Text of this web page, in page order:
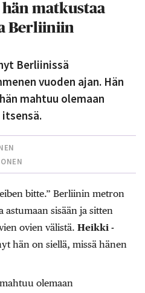
matkustaa
Berliiniin
Berliinissä
vuoden ajan. Hän
mahtuu olemaan
bitte.” Berliinin ­metron
sisään ja sitten
­ovien välistä. Heikki ­
hän on siellä, missä hänen
olemaan